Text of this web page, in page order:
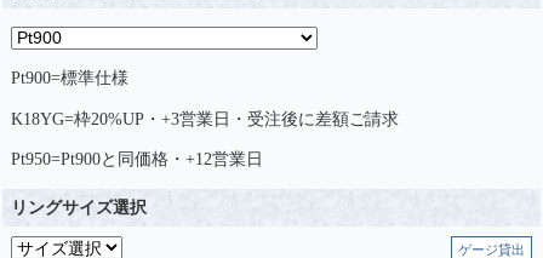
Pt900=標準仕様
K18YG=枠20%UP・+3営業日・受注後に差額ご請求
Pt950=Pt900と同価格・+12営業日
リングサイズ選択
ゲージ貸出